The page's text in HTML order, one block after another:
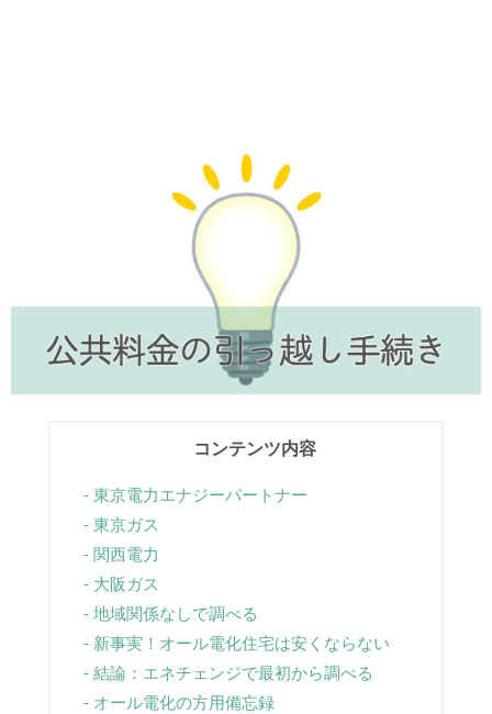
コンテンツ内容
東京電力エナジーパートナー
東京ガス
関西電力
大阪ガス
地域関係なしで調べる
新事実！オール電化住宅は安くならない
結論：エネチェンジで最初から調べる
オール電化の方用備忘録